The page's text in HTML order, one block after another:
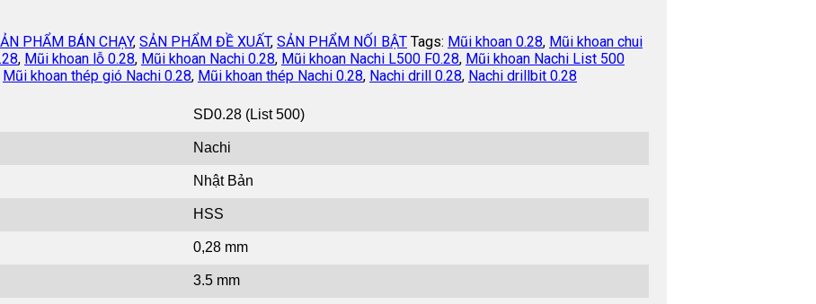
PHẨM BÁN CHẠY, SẢN PHẨM ĐỀ XUẤT, SẢN PHẨM NỐI BẬT Tags: Mũi khoan 0.28, Mũi khoan chui
, Mũi khoan lỗ 0.28, Mũi khoan Nachi 0.28, Mũi khoan Nachi L500 F0.28, Mũi khoan Nachi List 500
Mũi khoan thép gió Nachi 0.28, Mũi khoan thép Nachi 0.28, Nachi drill 0.28, Nachi drillbit 0.28
SD0.28 (List 500)
Nachi
Nhật Bản
HSS
0,28 mm
3.5 mm